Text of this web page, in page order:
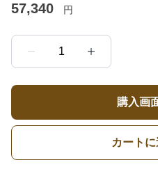
57,340 円
1
購入画
カート